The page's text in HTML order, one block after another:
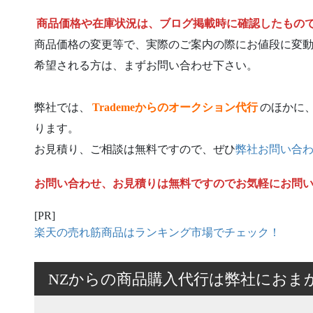
商品価格や在庫状況は、ブログ掲載時に確認したもの
商品価格の変更等で、実際のご案内の際にお値段に変
希望される方は、まずお問い合わせ下さい。
弊社では、 Trademeからのオークション代行のほかに
ります。
お見積り、ご相談は無料ですので、ぜひ弊社お問い合
お問い合わせ、お見積りは無料ですのでお気軽にお問
[PR]
楽天の売れ筋商品はランキング市場でチェック！
NZからの商品購入代行は弊社におま